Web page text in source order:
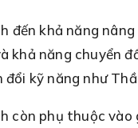
đến khả năng
khả năng chuyển
đổi kỹ năng như
còn phụ thuộc